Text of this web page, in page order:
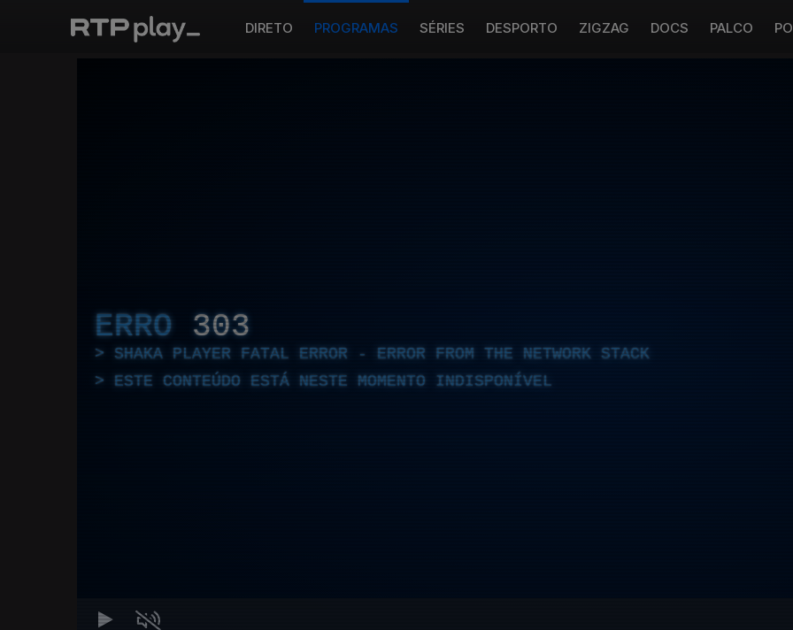
DIRETO PROGRAMAS SÉRIES DESPORTO ZIGZAG DOCS PALCO
ERRO 303
SHAKA PLAYER FATAL ERROR - ERROR FROM THE NETWORK STACK
ESTE CONTEÚDO ESTÁ NESTE MOMENTO INDISPONÍVEL